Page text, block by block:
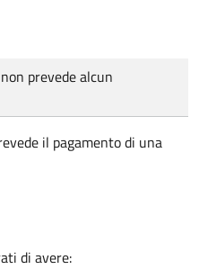
prevede alcun
il pagamento di una
di avere: